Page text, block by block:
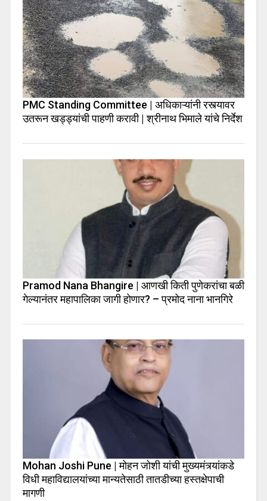
PMC Standing Committee | अधिकाऱ्यांनी रस्त्यावर
उतरून खड्ड्यांची पाहणी करावी | श्रीनाथ भिमाले यांचे निर्देश
Pramod Nana Bhangire | आणखी किती पुणेकरांचा बळी
गेल्यानंतर महापालिका जागी होणार? – प्रमोद नाना भानगिरे
Mohan Joshi Pune | मोहन जोशी यांची मुख्यमंत्र्यांकडे
विधी महाविद्यालयांच्या मान्यतेसाठी तातडीच्या हस्तक्षेपाची
मागणी